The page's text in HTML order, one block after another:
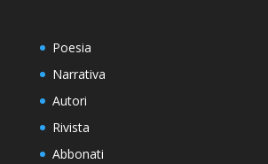
Poesia
Narrativa
Autori
Rivista
Abbonati